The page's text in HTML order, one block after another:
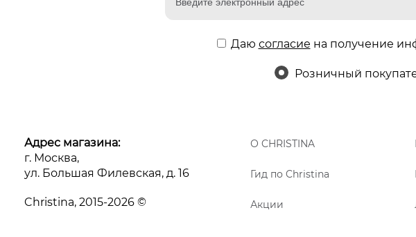
Даю согласие на получение
Розничный
Адрес магазина:
г. Москва,
ул. Большая Филевская, д. 16
Christina, 2015-2026 ©
О CHRISTINA
Гид по Christina
Акции